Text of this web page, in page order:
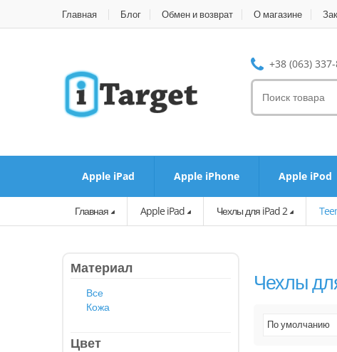
Главная Блог Обмен и возврат О магазине
+38 (063)
Apple iPad Apple iPhone Apple iPod
Главная Apple iPad Чехлы для iPad 2
Материал
Все
Кожа
Цвет
Чехлы
По умолчанию